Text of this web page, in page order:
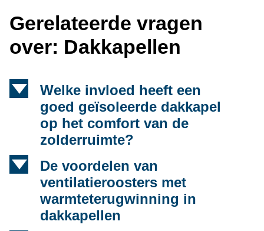
Gerelateerde vragen
over: Dakkapellen
d
Welke invloed heeft een
goed geïsoleerde dakkapel
op het comfort van de
zolderruimte?
d
De voordelen van
ventilatieroosters met
warmteterugwinning in
dakkapellen